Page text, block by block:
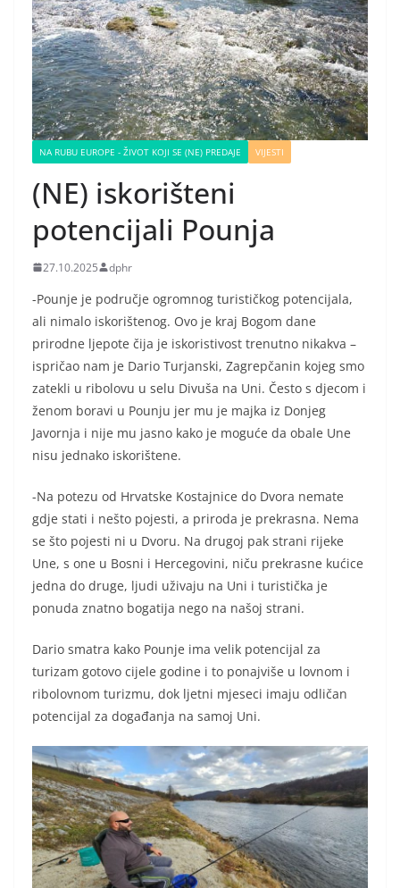
NA RUBU EUROPE - ŽIVOT KOJI SE (NE) PREDAJE VIJESTI
(NE) iskorišteni
potencijali Pounja
27.10.2025 dphr
-Pounje je područje ogromnog turističkog potencijala,
ali nimalo iskorištenog. Ovo je kraj Bogom dane
prirodne ljepote čija je iskoristivost trenutno nikakva –
ispričao nam je Dario Turjanski, Zagrepčanin kojeg smo
zatekli u ribolovu u selu Divuša na Uni. Često s djecom i
ženom boravi u Pounju jer mu je majka iz Donjeg
Javornja i nije mu jasno kako je moguće da obale Une
nisu jednako iskorištene.
-Na potezu od Hrvatske Kostajnice do Dvora nemate
gdje stati i nešto pojesti, a priroda je prekrasna. Nema
se što pojesti ni u Dvoru. Na drugoj pak strani rijeke
Une, s one u Bosni i Hercegovini, niču prekrasne kućice
jedna do druge, ljudi uživaju na Uni i turistička je
ponuda znatno bogatija nego na našoj strani.
Dario smatra kako Pounje ima velik potencijal za
turizam gotovo cijele godine i to ponajviše u lovnom i
ribolovnom turizmu, dok ljetni mjeseci imaju odličan
potencijal za događanja na samoj Uni.